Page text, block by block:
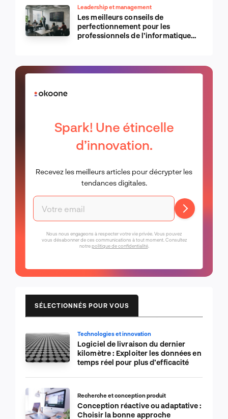
Leadership et management
Les meilleurs conseils de
perfectionnement pour les
professionnels de l’informatique
Spark! Une étincelle
d’innovation.
Recevez les meilleurs articles pour décrypter les
tendances digitales.
Nous nous engageons à respecter votre vie privée. Vous pouvez
vous désabonner de ces communications à tout moment. Consultez
notrepolitique de confidentialité.
SÉLECTIONNÉS POUR VOUS
Technologies et innovation
Logiciel de livraison du dernier
kilomètre : Exploiter les données en
temps réel pour plus d’efficacité
Recherche et conception produit
Conception réactive ou adaptative :
Choisir la bonne approche